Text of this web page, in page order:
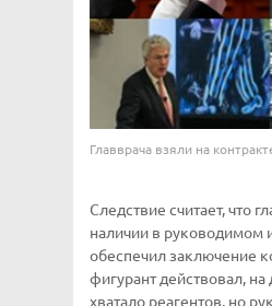
Главврача взяли на
Следствие считает, что
наличии в руководимом
обеспечил заключение
фигурант действовал, на
хватало реагентов, но